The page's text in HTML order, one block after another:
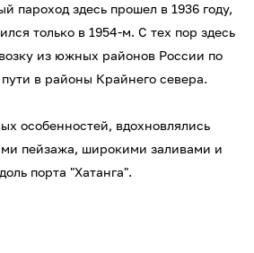
пароход здесь прошел в 1936 году,
только в 1954-м. С тех пор здесь
из южных районов России по
в районы Крайнего севера.
особенностей, вдохновлялись
пейзажа, широкими заливами и
порта "Хатанга".